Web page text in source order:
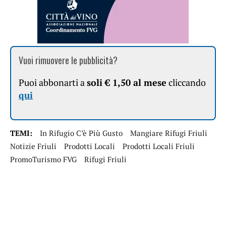
Vuoi rimuovere le pubblicità?
Puoi abbonarti asoli € 1,50 al mese cliccando
qui
TEMI: In Rifugio C’è Più Gusto
Mangiare Rifugi Friuli
Notizie Friuli
Prodotti Locali
Prodotti Locali Friuli
PromoTurismo FVG
Rifugi Friuli